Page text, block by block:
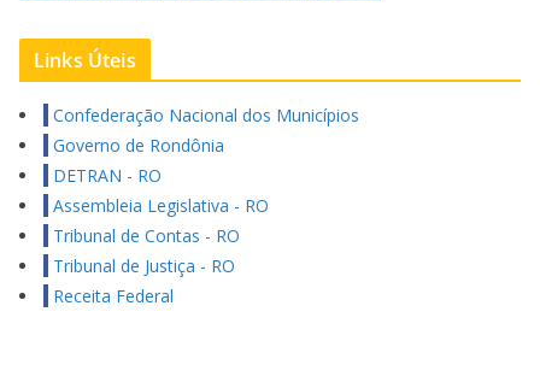
Links Úteis
Confederação Nacional dos Municípios
Governo de Rondônia
DETRAN - RO
Assembleia Legislativa - RO
Tribunal de Contas - RO
Tribunal de Justiça - RO
Receita Federal